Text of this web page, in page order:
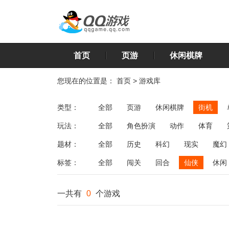
首页 页游 休闲棋牌
您现在的位置是： 首页 > 游戏库
类型： 全部 页游 休闲棋牌 街机
玩法： 全部 角色扮演 动作 体育
飞行
恋爱 第三人称射击 棋类
题材： 全部 历史 科幻 现实 魔幻
标签： 全部 闯关 回合 仙侠 休闲
一共有 0 个游戏